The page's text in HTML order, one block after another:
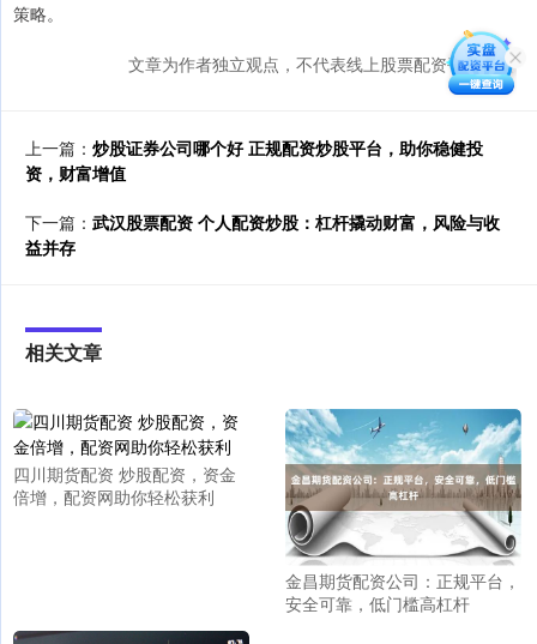
策略。
文章为作者独立观点，不代表线上股票配资平台观点
上一篇： 炒股证券公司哪个好 正规配资炒股平台，助你稳健投
资，财富增值
下一篇： 武汉股票配资 个人配资炒股：杠杆撬动财富，风险与收
益并存
相关文章
四川期货配资 炒股配资，资金
倍增，配资网助你轻松获利
金昌期货配资公司：正规平台，
安全可靠，低门槛高杠杆